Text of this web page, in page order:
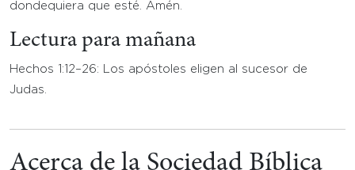
dondequiera que esté. Amén.
Lectura para mañana
Hechos 1:12–26: Los apóstoles eligen al sucesor de
Judas.
Acerca de la Sociedad Bíblica